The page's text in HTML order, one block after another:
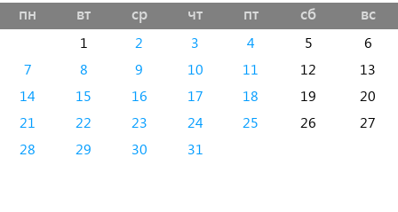
пн вт ср чт пт сб вс
1 2 3 4 5
6
7
8 9 10 11 12
13
14
15 16 17 18 19
20
21
22 23 24 25 26
27
28
29 30 31